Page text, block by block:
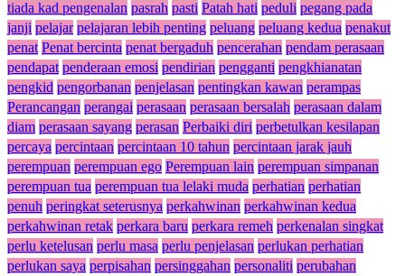
tiada kad pengenalan pasrah pasti Patah hati peduli pegang pada
janji pelajar pelajaran lebih penting peluang peluang kedua penakut
penat Penat bercinta penat bergaduh pencerahan pendam perasaan
pendapat penderaan emosi pendirian pengganti pengkhianatan
pengkid pengorbanan penjelasan pentingkan kawan perampas
Perancangan perangai perasaan perasaan bersalah perasaan dalam
diam perasaan sayang perasan Perbaiki diri perbetulkan kesilapan
percaya percintaan percintaan 10 tahun percintaan jarak jauh
perempuan perempuan ego Perempuan lain perempuan simpanan
perempuan tua perempuan tua lelaki muda perhatian perhatian
penuh peringkat seterusnya perkahwinan perkahwinan kedua
perkahwinan retak perkara baru perkara remeh perkenalan singkat
perlu ketelusan perlu masa perlu penjelasan perlukan perhatian
perlukan saya perpisahan persinggahan personaliti perubahan